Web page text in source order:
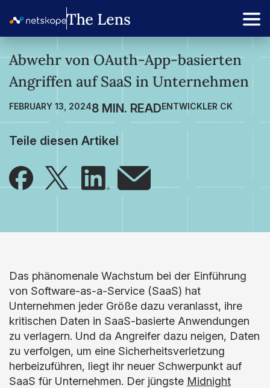
Abwehr von OAuth-App-basierten
Angriffen auf SaaS in Unternehmen
FEBRUARY 13, 2024 ENTWICKLER CK
Teile diesen Artikel
Das phänomenale Wachstum bei der Einführung
von Software-as-a-Service (SaaS) hat
Unternehmen jeder Größe dazu veranlasst, ihre
kritischen Daten in SaaS-basierte Anwendungen
zu verlagern. Und da Angreifer dazu neigen, Daten
zu verfolgen, um eine Sicherheitsverletzung
herbeizuführen, liegt ihr neuer Schwerpunkt auf
SaaS für Unternehmen. Der jüngste Midnight